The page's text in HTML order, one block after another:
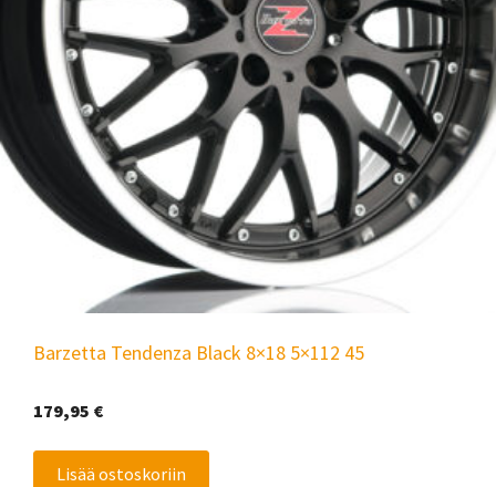
Barzetta Tendenza Black 8×18 5×112 45
179,95 €
Lisää ostoskoriin